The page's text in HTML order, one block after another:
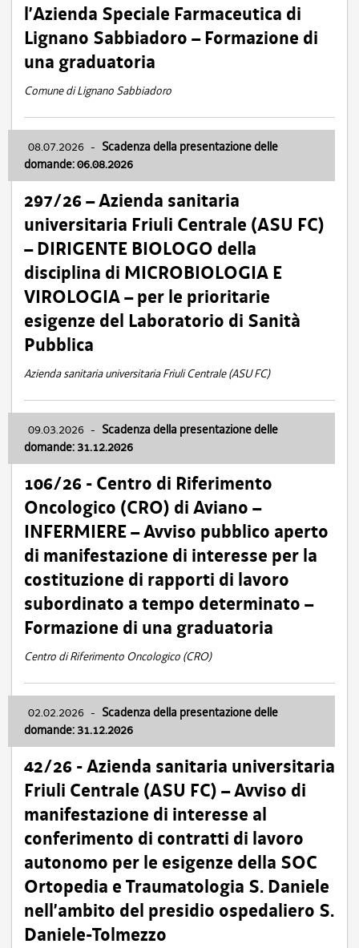
l’Azienda Speciale Farmaceutica di
Lignano Sabbiadoro – Formazione di
una graduatoria
Comune di Lignano Sabbiadoro
08.07.2026 - Scadenza della presentazione delle
domande: 06.08.2026
297/26 – Azienda sanitaria
universitaria Friuli Centrale (ASU FC)
– DIRIGENTE BIOLOGO della
disciplina di MICROBIOLOGIA E
VIROLOGIA – per le prioritarie
esigenze del Laboratorio di Sanità
Pubblica
Azienda sanitaria universitaria Friuli Centrale (ASU FC)
09.03.2026 - Scadenza della presentazione delle
domande: 31.12.2026
106/26 - Centro di Riferimento
Oncologico (CRO) di Aviano –
INFERMIERE – Avviso pubblico aperto
di manifestazione di interesse per la
costituzione di rapporti di lavoro
subordinato a tempo determinato –
Formazione di una graduatoria
Centro di Riferimento Oncologico (CRO)
02.02.2026 - Scadenza della presentazione delle
domande: 31.12.2026
42/26 - Azienda sanitaria universitaria
Friuli Centrale (ASU FC) – Avviso di
manifestazione di interesse al
conferimento di contratti di lavoro
autonomo per le esigenze della SOC
Ortopedia e Traumatologia S. Daniele
nell’ambito del presidio ospedaliero S.
Daniele-Tolmezzo